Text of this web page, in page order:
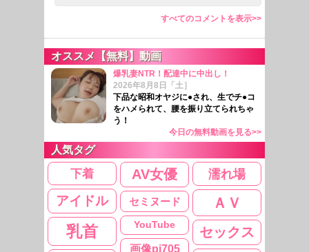
すべてのコメントを表示>>
オススメ【無料】動画
爆乳妻NTR！配達中に中出し！
2026年8月8日「土］
下品な昭和オヤジに●され、生でチ●コ
をハメられて、腰を振り立てられちゃ
う！
今日の無料動画を見る>>
人気タグ
下着 AV女優
濡れ場
アイドル
ＡＶ
セミヌード
YouTube
乳首 セックス
画像pi705